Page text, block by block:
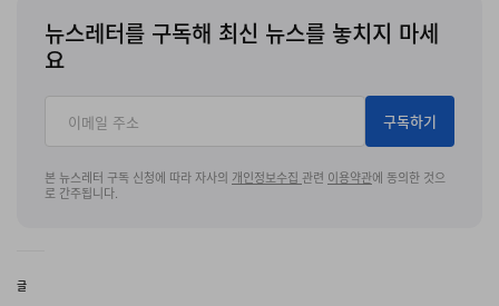
실루엣에 ‘절제’를 입히는 데서 출발한다. 플랫폼을 상징해
온 원통형 Shox 컬럼은 이 모델에서 한층 슬림하고 낮은
지한 채 신 전체의 체적과 무게감을 덜어낸다. 그 결과 플랫
폼의 DNA는 온전히 품으면서도 과거 레트로 스니커가 아
닌 동시대적인 Shox로 읽히고, 이전 Shox가 때로는 신발
이라기보다 ‘코스튬’처럼 느껴지게 했던 과한 부피감은 말
가벼운 텍스타일과 합성가죽 디테일의 조합은 Shox Z 구
뉴스레터를 구독해 최신 뉴스를 놓치지 마세
요
구독하기
본 뉴스레터 구독 신청에 따라 자사의 개인정보수집 관련 이용약관에 동의한 것으
로 간주됩니다.
글